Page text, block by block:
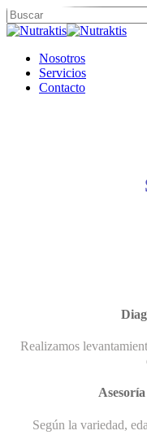
Skip
to
content
Close
Menu
Nosotros
Servicios
Contacto
Realizamos
Según la variedad,